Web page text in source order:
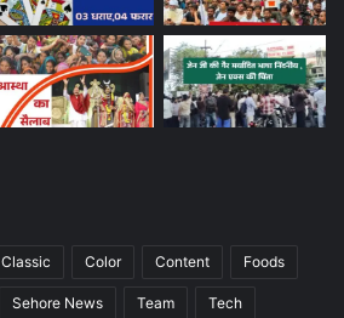
Classic Color Content Foods
Sehore News Team Tech